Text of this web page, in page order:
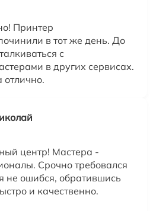
Принтер
в тот же день. До
с
в других сервисах.
отлично.
центр! Мастера -
Срочно требовался
не ошибся, обратившись
и качественно.